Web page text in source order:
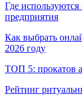
Где
предприятия
Как выбрать
2026 году
ТОП 5: прокатов
Рейтинг